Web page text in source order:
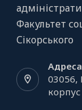
Факультет
Сікорського
Адреса
03056,